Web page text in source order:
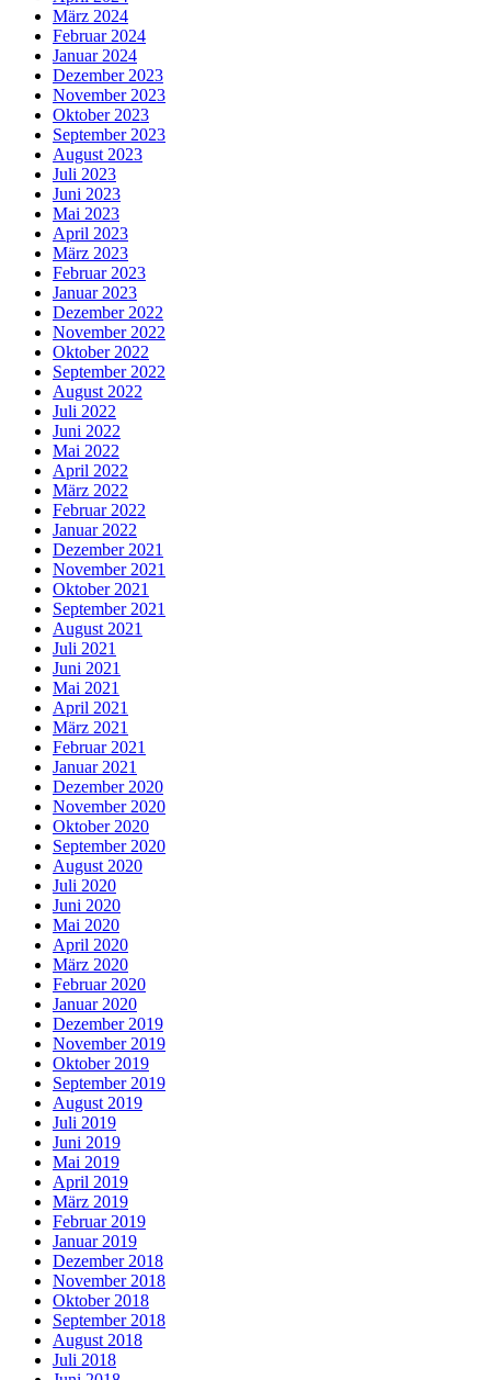
März 2024
Februar 2024
Januar 2024
Dezember 2023
November 2023
Oktober 2023
September 2023
August 2023
Juli 2023
Juni 2023
Mai 2023
April 2023
März 2023
Februar 2023
Januar 2023
Dezember 2022
November 2022
Oktober 2022
September 2022
August 2022
Juli 2022
Juni 2022
Mai 2022
April 2022
März 2022
Februar 2022
Januar 2022
Dezember 2021
November 2021
Oktober 2021
September 2021
August 2021
Juli 2021
Juni 2021
Mai 2021
April 2021
März 2021
Februar 2021
Januar 2021
Dezember 2020
November 2020
Oktober 2020
September 2020
August 2020
Juli 2020
Juni 2020
Mai 2020
April 2020
März 2020
Februar 2020
Januar 2020
Dezember 2019
November 2019
Oktober 2019
September 2019
August 2019
Juli 2019
Juni 2019
Mai 2019
April 2019
März 2019
Februar 2019
Januar 2019
Dezember 2018
November 2018
Oktober 2018
September 2018
August 2018
Juli 2018